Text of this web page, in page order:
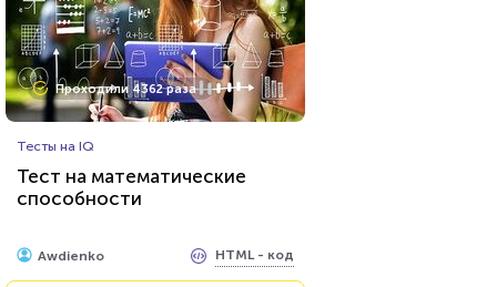
Проходили 4362 раза
Тесты на IQ
Тест на математические
способности
Awdienko HTML - код